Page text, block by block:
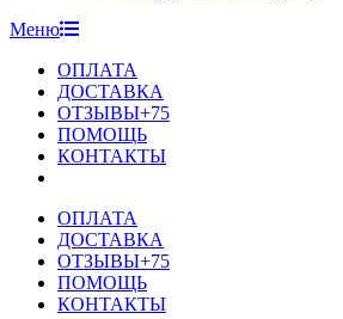
Меню
ОПЛАТА
ДОСТАВКА
ОТЗЫВЫ+75
ПОМОЩЬ
КОНТАКТЫ
ОПЛАТА
ДОСТАВКА
ОТЗЫВЫ+75
ПОМОЩЬ
КОНТАКТЫ